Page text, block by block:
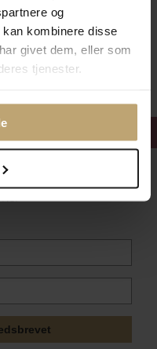
og
kombinere disse
givet dem, eller som
tjenester.